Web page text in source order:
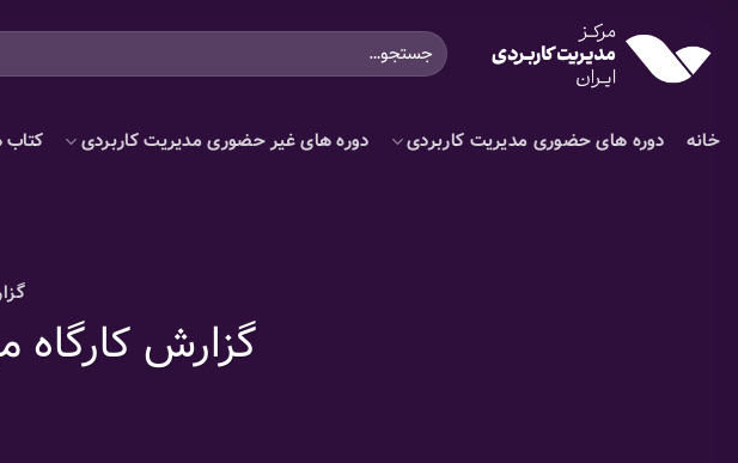
content
جستجو
برای:
خانه دوره های حضوری مدیریت کاربردی دوره های غیر حضوری مدیریت کاربردی کتاب
گزارش کارگاه